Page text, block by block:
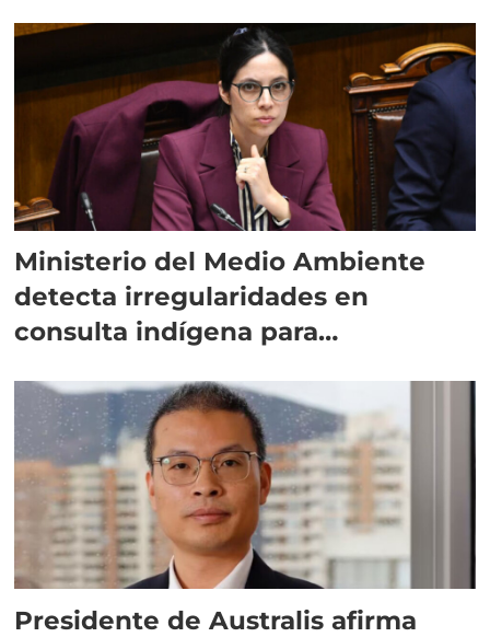
Ministerio del Medio Ambiente
detecta irregularidades en
consulta indígena para
Presidente de Australis afirma